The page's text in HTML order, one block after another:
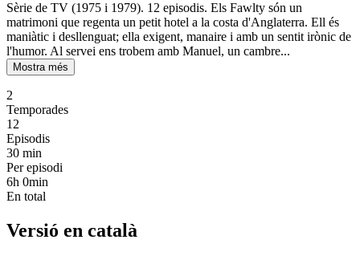
Sèrie de TV (1975 i 1979). 12 episodis. Els Fawlty són un
matrimoni que regenta un petit hotel a la costa d'Anglaterra. Ell és
maniàtic i desllenguat; ella exigent, manaire i amb un sentit irònic de
l'humor. Al servei ens trobem amb Manuel, un cambre...
Mostra més
2
Temporades
12
Episodis
30 min
Per episodi
6h 0min
En total
Versió en català